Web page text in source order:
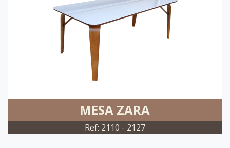
MESA ZARA
Ref: 2110 - 2127